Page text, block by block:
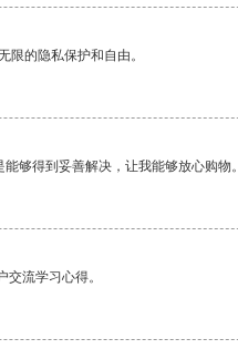
限的隐私保护和自由。
够得到妥善解决，让我能够放心购物。
流学习心得。